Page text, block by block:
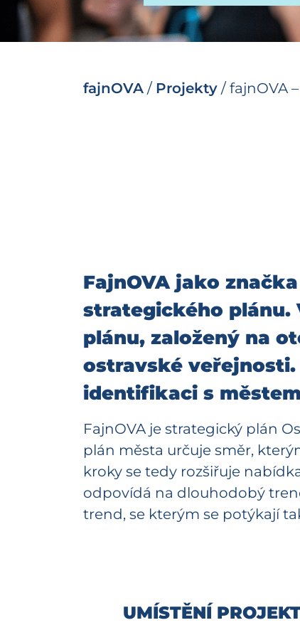
fajnOVA / Projekty / fajnOVA
FajnOVA jako
strategického
plánu, založený na
ostravské
identifikaci s
FajnOVA je strategický plán
plán města určuje směr,
kroky se tedy rozšiřuje
odpovídá na dlouhodobý
trend, se kterým se potýkají
UMÍSTĚNÍ